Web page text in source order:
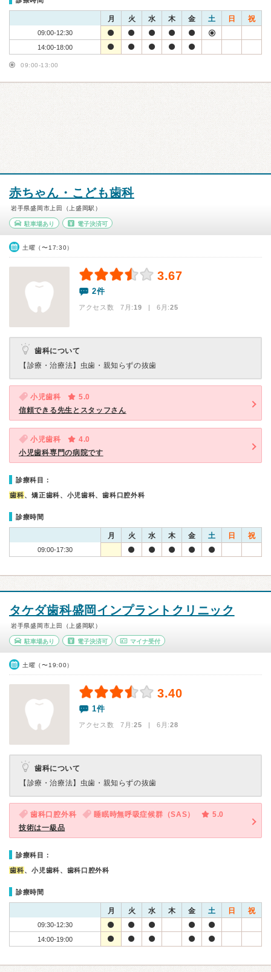
月 火 水 木 金 土 日 祝
09:00-12:30
14:00-18:00
09:00-13:00
赤ちゃん・こども歯科
岩手県盛岡市上田（上盛岡駅）
駐車場あり 電子決済可
土曜（〜17:30）
3.67
2件
アクセス数 7月:19 | 6月:25
歯科について
【診療・治療法】 虫歯・親知らずの抜歯
小児歯科
5.0
信頼できる先生とスタッフさん
小児歯科
4.0
小児歯科専門の病院です
診療科目：
歯科、矯正歯科、小児歯科、歯科口腔外科
診療時間
月 火 水 木 金 土 日 祝
09:00-17:30
タケダ歯科盛岡インプラントクリニック
岩手県盛岡市上田（上盛岡駅）
駐車場あり 電子決済可 マイナ受付
土曜（〜19:00）
3.40
1件
アクセス数 7月:25 | 6月:28
歯科について
【診療・治療法】 虫歯・親知らずの抜歯
歯科口腔外科 睡眠時無呼吸症候群（SAS）
5.0
技術は一級品
診療科目：
歯科、小児歯科、歯科口腔外科
診療時間
月 火 水 木 金 土 日 祝
09:30-12:30
14:00-19:00